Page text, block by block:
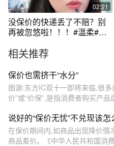
02:21
没保价的快递丢了不赔？别
再被忽悠啦！！！#温柔#快
相关推荐
保价也需挤干“水分”
图源:东方IC双十一即将来临,很
价”或“价保”,是指消费者购买产
说好的“保价无忧”不兑现该
在保价期间内,如商品出现降价情
商品差价。《中华人民共和国消